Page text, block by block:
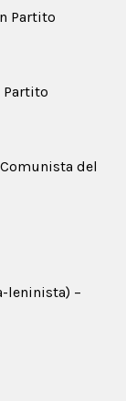
Partito
Partito
del
leninista) –